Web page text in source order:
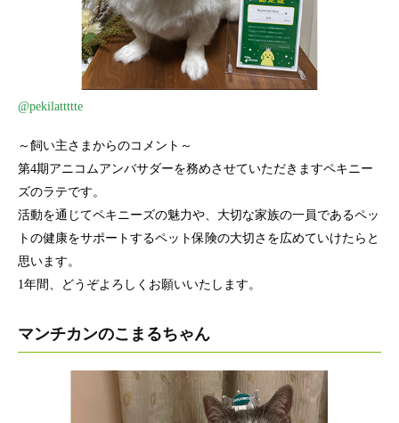
@pekilattttte
～飼い主さまからのコメント～
第4期アニコムアンバサダーを務めさせていただきますペキニー
ズのラテです。
活動を通じてペキニーズの魅力や、大切な家族の一員であるペッ
トの健康をサポートするペット保険の大切さを広めていけたらと
思います。
1年間、どうぞよろしくお願いいたします。
マンチカンのこまるちゃん